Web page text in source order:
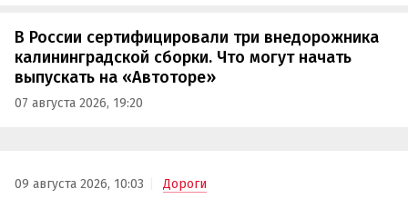
В России сертифицировали три внедорожника
калининградской сборки. Что могут начать
выпускать на «Автоторе»
07 августа 2026, 19:20
09 августа 2026, 10:03 Дороги